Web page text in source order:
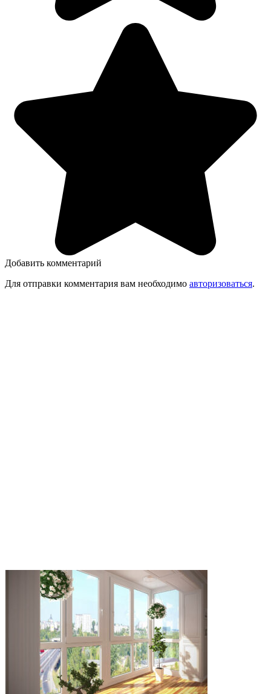
Добавить комментарий
Для отправки комментария вам необходимо авторизоваться.